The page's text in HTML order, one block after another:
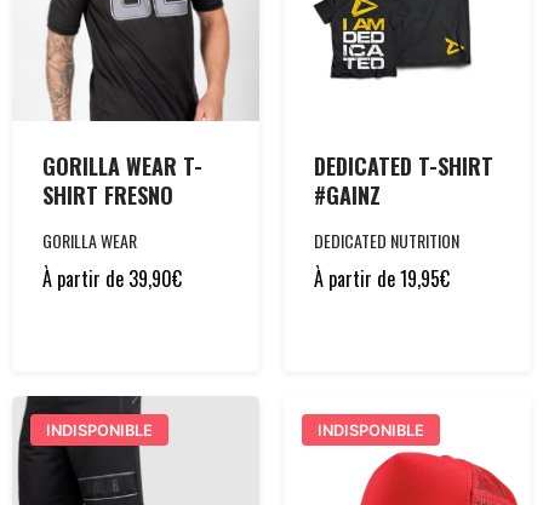
GORILLA WEAR T-
SHIRT FRESNO
GORILLA WEAR
À partir de 39,90€
DEDICATED T-SHIRT
#GAINZ
DEDICATED NUTRITION
À partir de19,95€
INDISPONIBLE INDISPONIBLE